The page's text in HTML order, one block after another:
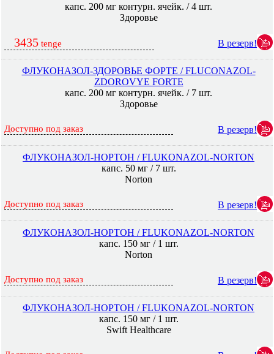
капс. 200 мг контурн. ячейк. / 4 шт.
Здоровье
3435 tenge В резерв!
ФЛУКОНАЗОЛ-ЗДОРОВЬЕ ФОРТЕ / FLUCONAZOL-
ZDOROVYE FORTE
капс. 200 мг контурн. ячейк. / 7 шт.
Здоровье
Доступно под заказ В резерв!
ФЛУКОНАЗОЛ-НОРТОН / FLUKONAZOL-NORTON
капс. 50 мг / 7 шт.
Norton
Доступно под заказ В резерв!
ФЛУКОНАЗОЛ-НОРТОН / FLUKONAZOL-NORTON
капс. 150 мг / 1 шт.
Norton
Доступно под заказ В резерв!
ФЛУКОНАЗОЛ-НОРТОН / FLUKONAZOL-NORTON
капс. 150 мг / 1 шт.
Swift Healthcare